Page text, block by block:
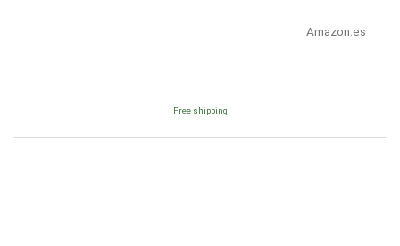
Amazon.es
Free shipping